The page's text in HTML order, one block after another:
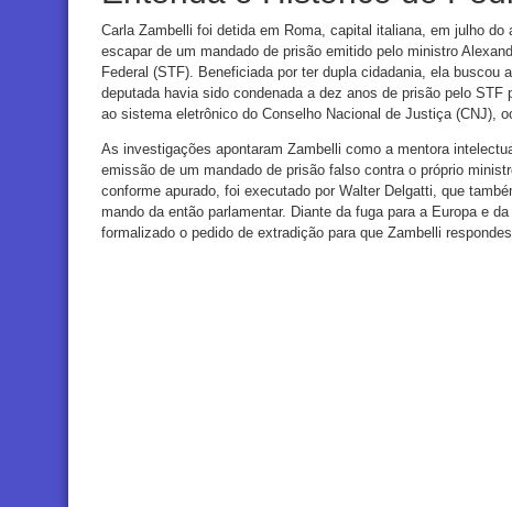
Carla Zambelli foi detida em Roma, capital italiana, em julho
escapar de um mandado de prisão emitido pelo ministro
Federal (STF). Beneficiada por ter dupla cidadania, ela
deputada havia sido condenada a dez anos de prisão pelo
ao sistema eletrônico do Conselho Nacional de Justiça (CNJ),
As investigações apontaram Zambelli como a mentora
emissão de um mandado de prisão falso contra o próprio
conforme apurado, foi executado por Walter Delgatti, que
mando da então parlamentar. Diante da fuga para a Europa e
formalizado o pedido de extradição para que Zambelli